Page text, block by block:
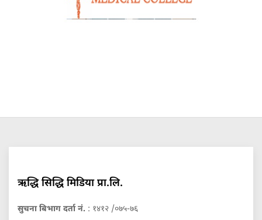
ऋद्धि सिद्धि मिडिया प्रा.लि.
सुचना बिभाग दर्ता नं. : १४१२ /०७५-७६